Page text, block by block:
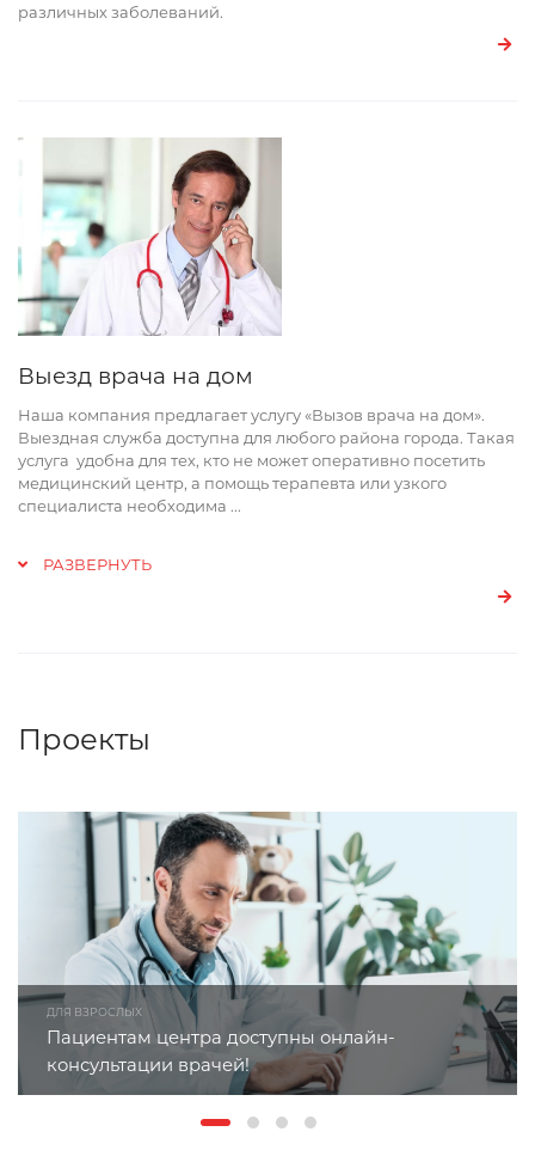
различных заболеваний.
Выезд врача на дом
Наша компания предлагает услугу «Вызов врача на дом».
Выездная служба доступна для любого района города. Такая
услуга удобна для тех, кто не может оперативно посетить
медицинский центр, а помощь терапевта или узкого
специалиста необходима ...
РАЗВЕРНУТЬ
Проекты
ДЛЯ ВЗРОСЛЫХ
Пациентам центра доступны онлайн-
консультации врачей!